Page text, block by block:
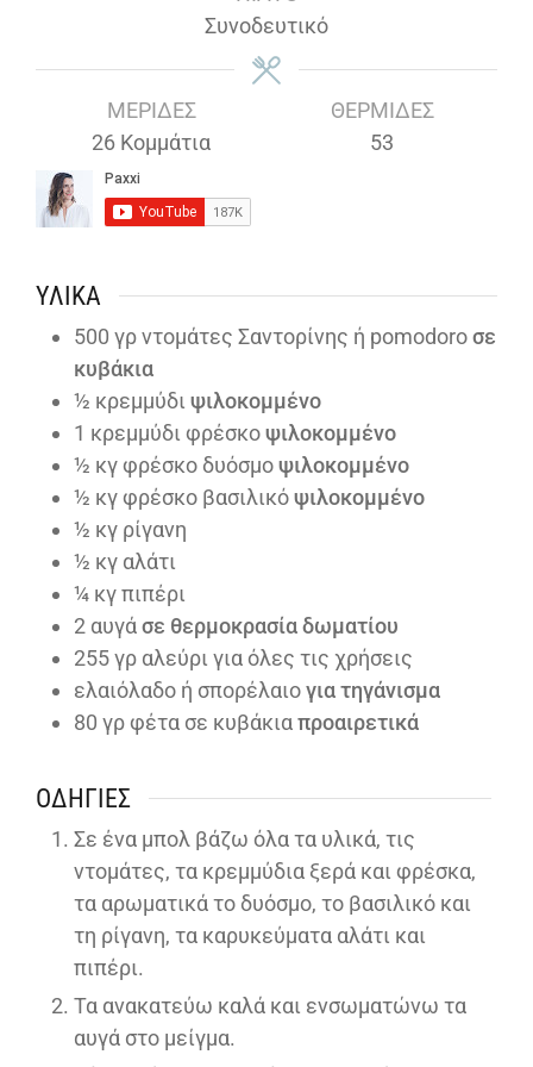
Συνοδευτικό
ΜΕΡΊΔΕΣ
26 Κομμάτια
ΘΕΡΜΊΔΕΣ
53
ΥΛΙΚΆ
500 γρ ντομάτες Σαντορίνης ή pomodoroσε
κυβάκια
½ κρεμμύδι ψιλοκομμένο
1 κρεμμύδι φρέσκοψιλοκομμένο
½ κγ φρέσκο δυόσμοψιλοκομμένο
½ κγ φρέσκο βασιλικόψιλοκομμένο
½ κγ ρίγανη
½ κγ αλάτι
¼ κγ πιπέρι
2 αυγάσε θερμοκρασία δωματίου
255γρ αλεύρι για όλες τις χρήσεις
ελαιόλαδο ή σπορέλαιογια τηγάνισμα
80 γρ φέτα σε κυβάκιαπροαιρετικά
ΟΔΗΓΊΕΣ
Σε ένα μπολ βάζω όλα τα υλικά, τις
ντομάτες, τα κρεμμύδια ξερά και φρέσκα,
τα αρωματικά το δυόσμο, το βασιλικό και
τη ρίγανη, τα καρυκεύματα αλάτι και
πιπέρι.
Τα ανακατεύω καλά και ενσωματώνω τα
αυγά στο μείγμα.